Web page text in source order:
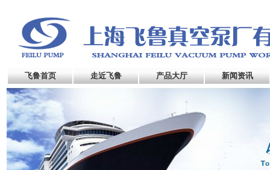
飞鲁首页 走近飞鲁 产品大厅 新闻资讯